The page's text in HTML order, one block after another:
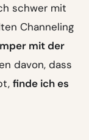
schwer mit
Channeling
mit der
davon, dass
finde ich es